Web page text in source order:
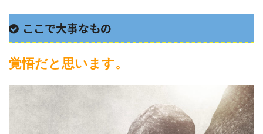
ここで大事なもの
覚悟だと思います。